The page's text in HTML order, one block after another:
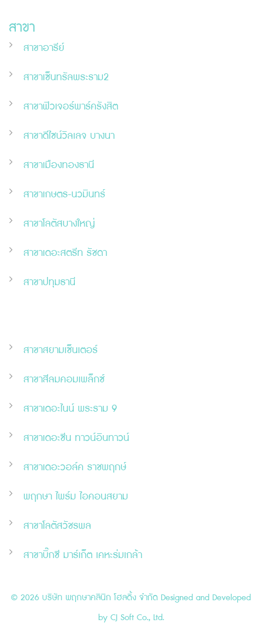
สาขา
สาขาอารีย์
สาขาเซ็นทรัลพระราม2
สาขาฟิวเจอร์พาร์ครังสิต
สาขาดีไซน์วิลเลจ บางนา
สาขาเมืองทองธานี
สาขาเกษตร-นวมินทร์
สาขาโลตัสบางใหญ่
สาขาเดอะสตรีท รัชดา
สาขาปทุมธานี
สาขาสยามเซ็นเตอร์
สาขาสีลมคอมเพล็กซ์
สาขาเดอะไนน์ พระราม 9
สาขาเดอะซีน ทาวน์อินทาวน์
สาขาเดอะวอล์ค ราชพฤกษ์
พฤกษา ไพร์ม ไอคอนสยาม
สาขาโลตัสวัชรพล
สาขาบิ๊กซี มาร์เก็ต เคหะร่มเกล้า
© 2026 บริษัท พฤกษาคลินิก โฮลดิ้ง จำกัด Designed and Developed
by CJ Soft Co., Ltd.